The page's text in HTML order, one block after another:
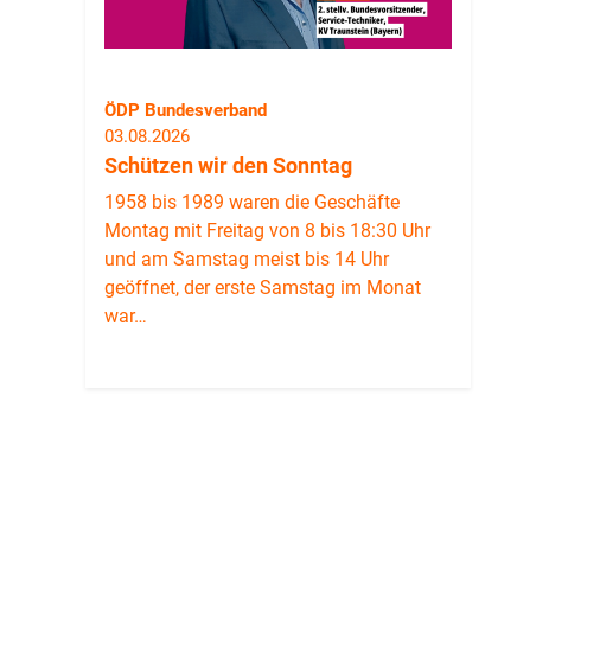
ÖDP Bundesverband
03.08.2026
Schützen wir den Sonntag
1958 bis 1989 waren die Geschäfte
Montag mit Freitag von 8 bis 18:30 Uhr
und am Samstag meist bis 14 Uhr
geöffnet, der erste Samstag im Monat
war…